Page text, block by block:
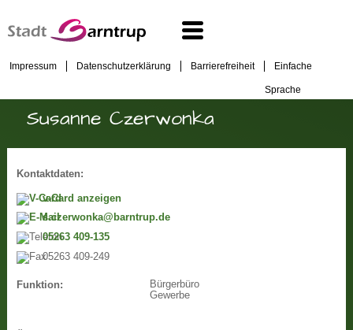
Impressum Datenschutzerklärung Barrierefreiheit Einfache
Sprache
Susanne Czerwonka
Kontaktdaten:
v-Card anzeigen
s.czerwonka@barntrup.de
05263 409-135
05263 409-249
Funktion:
Bürgerbüro
Gewerbe